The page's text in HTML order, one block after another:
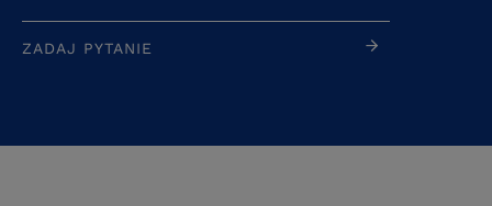
ZADAJ PYTANIE